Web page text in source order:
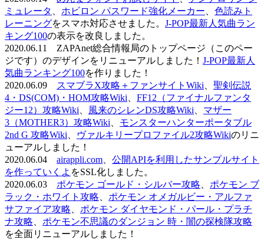
ミュレータ
ホビロン パスワード強化メーカー
色読みト
レーニングをスマホ対応させました。 J-POP最新人気曲ラン
キング100の表示を改良しました。
2020.06.11 ZAPAnet総合情報局のトップページ（このペー
ジです）のデザインをリニューアルしました！ J-POP最新人
気曲ランキング100を作りました！
2020.06.09
スマブラX攻略＋ファンサイトWiki
聖剣伝説
4・DS(COM)・HOM攻略Wiki
FF12（ファイナルファンタ
ジー12）攻略Wiki
風来のシレンDS攻略Wiki
マザー
3（MOTHER3）攻略Wiki
モンスターハンターポータブル
2nd G 攻略Wiki
ヴァルキリープロファイル2攻略Wikiのリニ
ューアルしました！
2020.06.04 airappli.com
公開APIを利用したサンプルサイト
を作っていくよ をSSL化しました。
2020.06.03 ポケモン ゴールド・シルバー攻略
ポケモン ブ
ラック・ホワイト攻略
ポケモン オメガルビー・アルファ
サファイア攻略
ポケモン ダイヤモンド・パール・プラチ
ナ攻略
ポケモン不思議のダンジョン 時・闇の探検隊攻略
を全面リニューアルしました！